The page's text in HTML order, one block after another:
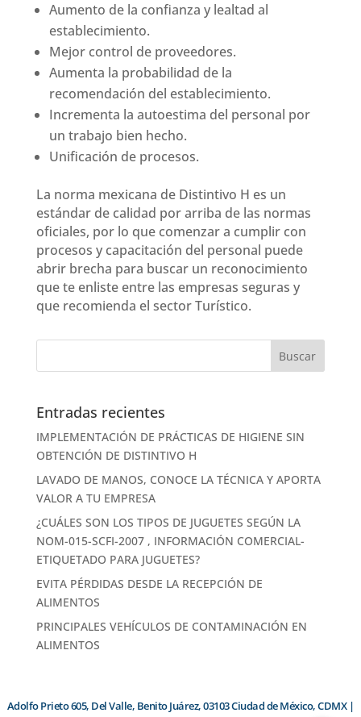
Aumento de la confianza y lealtad al
establecimiento.
Mejor control de proveedores.
Aumenta la probabilidad de la
recomendación del establecimiento.
Incrementa la autoestima del personal por
un trabajo bien hecho.
Unificación de procesos.
La norma mexicana de Distintivo H es un
estándar de calidad por arriba de las normas
oficiales, por lo que comenzar a cumplir con
procesos y capacitación del personal puede
abrir brecha para buscar un reconocimiento
que te enliste entre las empresas seguras y
que recomienda el sector Turístico.
Entradas recientes
IMPLEMENTACIÓN DE PRÁCTICAS DE HIGIENE SIN
OBTENCIÓN DE DISTINTIVO H
LAVADO DE MANOS, CONOCE LA TÉCNICA Y APORTA
VALOR A TU EMPRESA
¿CUÁLES SON LOS TIPOS DE JUGUETES SEGÚN LA
NOM-015-SCFI-2007 , INFORMACIÓN COMERCIAL-
ETIQUETADO PARA JUGUETES?
EVITA PÉRDIDAS DESDE LA RECEPCIÓN DE
ALIMENTOS
PRINCIPALES VEHÍCULOS DE CONTAMINACIÓN EN
ALIMENTOS
Adolfo Prieto 605, Del Valle, Benito Juárez, 03103 Ciudad de México, CDMX |